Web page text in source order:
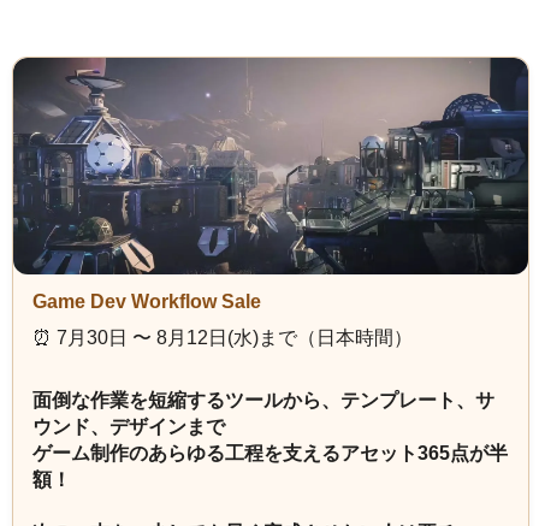
Game Dev Workflow Sale
⏰️ 7月30日 〜 8月12日(水)まで（日本時間）
面倒な作業を短縮するツールから、テンプレート、サ
ウンド、デザインまで
ゲーム制作のあらゆる工程を支えるアセット365点が半
額！